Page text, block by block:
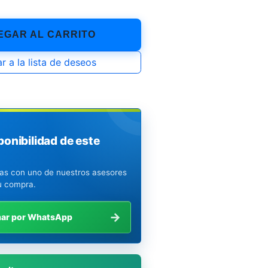
AL CARRITO
a la lista de deseos
de este
con uno de nuestros asesores
compra.
por WhatsApp →